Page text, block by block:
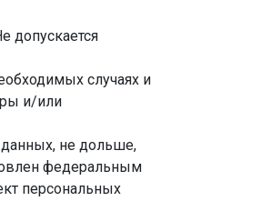
допускается
случаях и
и/или
не дольше,
федеральным
персональных